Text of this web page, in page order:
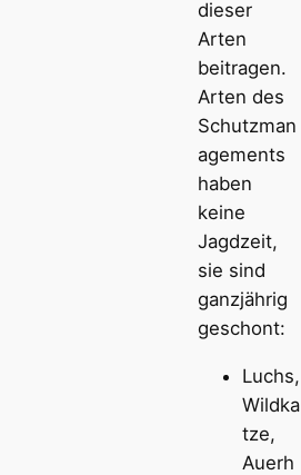
dieser
Arten
beitragen.
Arten des
Schutzman
agements
haben
keine
Jagdzeit,
sie sind
ganzjährig
geschont:
Luchs,
Wildka
tze,
Auerh